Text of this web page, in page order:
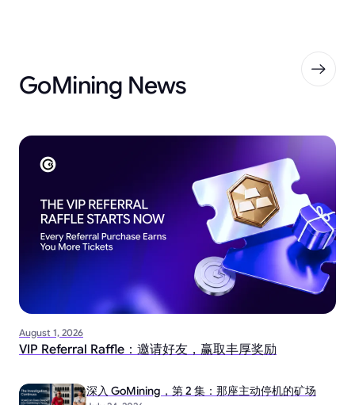
GoMining News
August 1, 2026
VIP Referral Raffle：邀请好友，赢取丰厚奖励
深入 GoMining，第 2 集：那座主动停机的矿场